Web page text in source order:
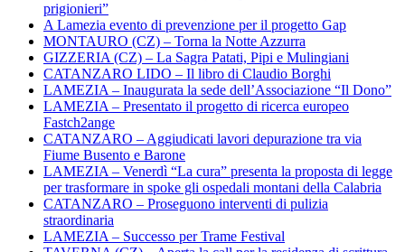
prigionieri”
A Lamezia evento di prevenzione per il progetto Gap
MONTAURO (CZ) – Torna la Notte Azzurra
GIZZERIA (CZ) – La Sagra Patati, Pipi e Mulingiani
CATANZARO LIDO – Il libro di Claudio Borghi
LAMEZIA – Inaugurata la sede dell’Associazione “Il Dono”
LAMEZIA – Presentato il progetto di ricerca europeo
Fastch2ange
CATANZARO – Aggiudicati lavori depurazione tra via
Fiume Busento e Barone
LAMEZIA – Venerdì “La cura” presenta la proposta di legge
per trasformare in spoke gli ospedali montani della Calabria
CATANZARO – Proseguono interventi di pulizia
straordinaria
LAMEZIA – Successo per Trame Festival